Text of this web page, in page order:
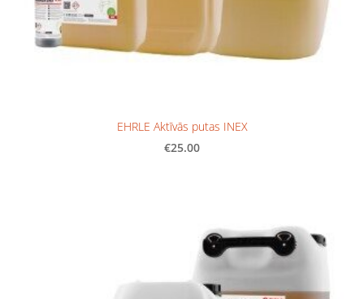
EHRLE Aktīvās putas INEX
€25.00